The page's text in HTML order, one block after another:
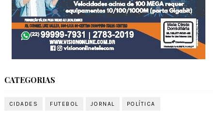
CATEGORIAS
CIDADES FUTEBOL JORNAL POLÍTICA